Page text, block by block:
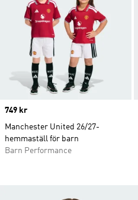
Price
749 kr
Manchester United 26/27-
hemmaställ för barn
Barn Performance